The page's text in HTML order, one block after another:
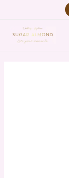
περιεχόμενο
Flex
Black